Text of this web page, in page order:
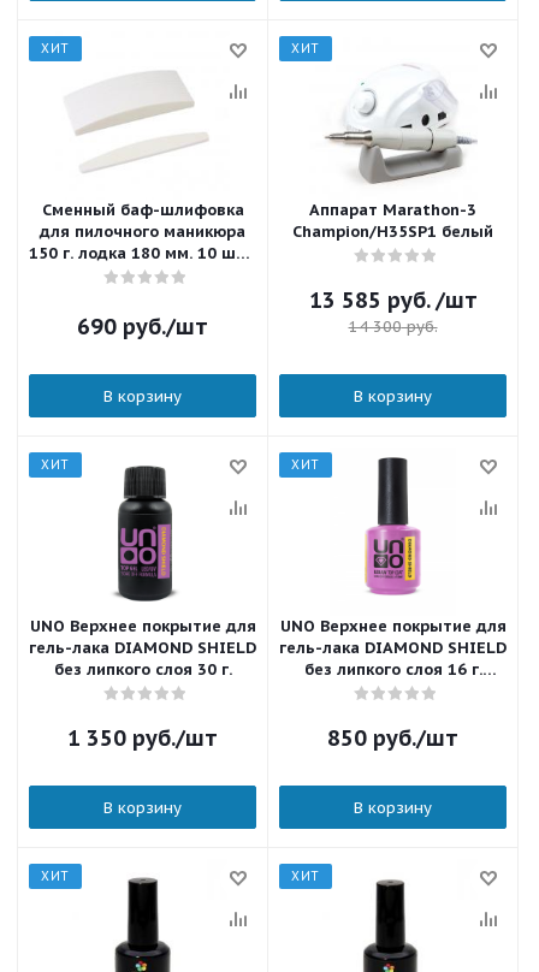
ХИТ
Сменный баф-шлифовка
для пилочного маникюра
150 г. лодка 180 мм. 10 шт./
уп.
690 руб./шт
В корзину
ХИТ
Аппарат Marathon-3
Champion/H35SP1 белый
13 585 руб. /шт
14 300руб.
В корзину
ХИТ
UNO Верхнее покрытие для
гель-лака DIAMOND SHIELD
без липкого слоя 30 г.
1 350 руб./шт
В корзину
ХИТ
UNO Верхнее покрытие для
гель-лака DIAMOND SHIELD
без липкого слоя 16 г.
UTGDS16
850 руб./шт
В корзину
ХИТ ХИТ